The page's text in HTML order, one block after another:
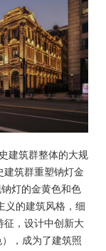
建筑群整体的大规
建筑群重塑钠灯金
灯的金黄色和色
义的建筑风格，细
征，设计中创新大
，成为了建筑照